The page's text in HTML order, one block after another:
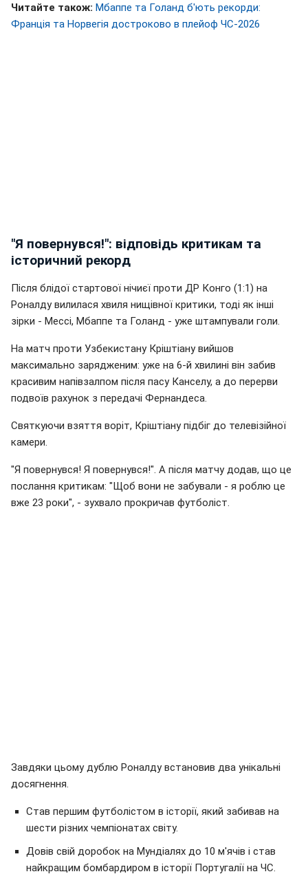
Читайте також: Мбаппе та Голанд б'ють рекорди:
Франція та Норвегія достроково в плейоф ЧС-2026
"Я повернувся!": відповідь критикам та
історичний рекорд
Після блідої стартової нічиєї проти ДР Конго (1:1) на
Роналду вилилася хвиля нищівної критики, тоді як інші
зірки - Мессі, Мбаппе та Голанд - уже штампували голи.
На матч проти Узбекистану Кріштіану вийшов
максимально зарядженим: уже на 6-й хвилині він забив
красивим напівзалпом після пасу Канселу, а до перерви
подвоїв рахунок з передачі Фернандеса.
Святкуючи взяття воріт, Кріштіану підбіг до телевізійної
камери.
"Я повернувся! Я повернувся!". А після матчу додав, що це
послання критикам: "Щоб вони не забували - я роблю це
вже 23 роки", - зухвало прокричав футболіст.
Завдяки цьому дублю Роналду встановив два унікальні
досягнення.
Став першим футболістом в історії, який забивав на
шести різних чемпіонатах світу.
Довів свій доробок на Мундіалях до 10 м'ячів і став
найкращим бомбардиром в історії Португалії на ЧС.